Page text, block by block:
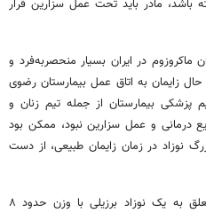
داشته باشد، مادر باید تحت عمل سزارین قرار
ماکروزوم در ایران بسیار منحصربه‌فرد و
زایمان به اتاق عمل بیمارستان رضوی
بیمارستان از جمله تیم زنان و
درمانی و عمل سزارین نبود، ممکن بود
نوزاد در زمان زایمان طبیعی، از دست
رکورد سنگین وزن ترین نوزاد دنیا متعلق به یک نوزاد برزیلی با وزن حدود ۸